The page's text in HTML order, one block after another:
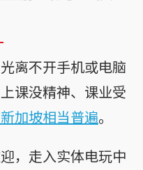
离不开手机或电脑
课没精神、课业受
加坡相当普遍。
，走入实体电玩中